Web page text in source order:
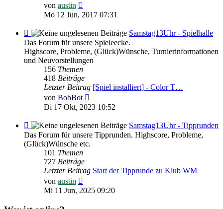
von austin
Beitrag
Mo 12 Jun, 2017 07:31
Feed
-
Samstag13Uhr
-
Spielhalle
Samstag13Uhr - Spielhalle
Das Forum für unsere Spieleecke.
Highscore, Probleme, (Glück)Wünsche, Turnierinformationen
und Neuvorstellungen
156 Themen
418 Beiträge
Letzter Beitrag [Spiel installiert] - Color T…
von BobBot
Beitrag
Di 17 Okt, 2023 10:52
Feed
-
Samstag13Uhr
Tipprunden
Samstag13Uhr - Tipprunden
Das Forum für unsere Tipprunden. Highscore, Probleme,
(Glück)Wünsche etc.
101 Themen
727 Beiträge
Letzter Beitrag Start der Tipprunde zu Klub WM
von austin
Beitrag
Mi 11 Jun, 2025 09:20